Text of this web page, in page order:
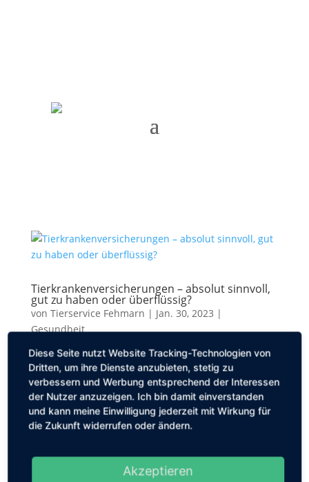
Tierkrankenversicherungen – absolut sinnvoll,
gut zu haben oder überflüssig?
von Tierservice Fehmarn | Jan. 30, 2023 |
Gesundheit
Am 22.11.2022 trat die neue Gebührenordnung für
Tierärzte in Kraft und die Preise für tierärztliche
Leistungen haben stark angezogen. Eine Möglichkeit,
die Kosten für den Tierhalter zu verringern, sind
Tierkrankenversicherungen. Das Angebot an solchen
Diese Seite nutzt Website Tracking-Technologien von
Dritten, um ihre Dienste anzubieten, stetig zu
verbessern und Werbung entsprechend der Interessen
der Nutzer anzuzeigen. Ich bin damit einverstanden
und kann meine Einwilligung jederzeit mit Wirkung für
die Zukunft widerrufen oder ändern.
Akzeptieren